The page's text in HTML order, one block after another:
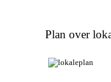
Plan over